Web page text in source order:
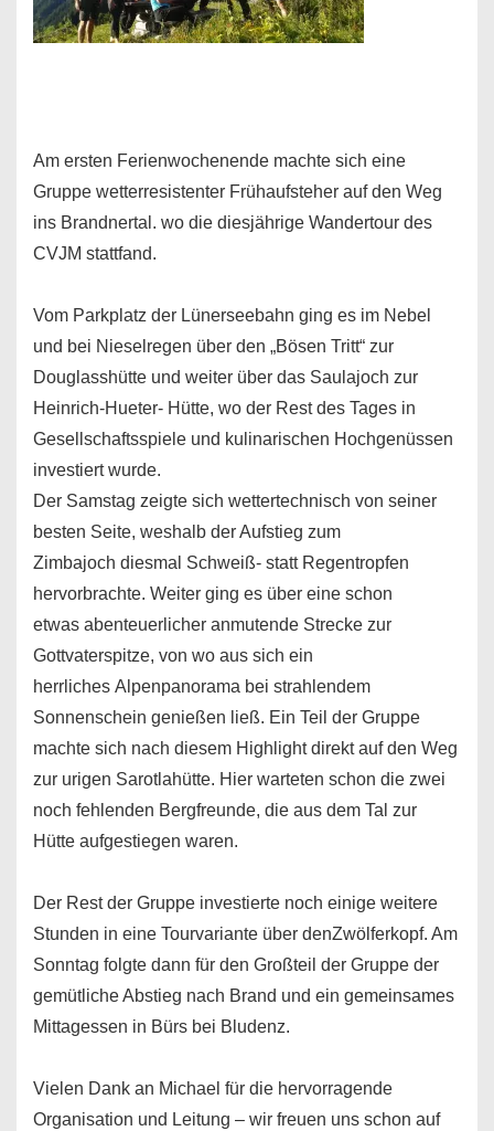
Am ersten Ferienwochenende machte sich eine
Gruppe wetterresistenter Frühaufsteher auf den Weg
ins Brandnertal. wo die diesjährige Wandertour des
CVJM stattfand.
Vom Parkplatz der Lünerseebahn ging es im Nebel
und bei Nieselregen über den „Bösen Tritt“ zur
Douglasshütte und weiter über das Saulajoch zur
Heinrich-Hueter- Hütte, wo der Rest des Tages in
Gesellschaftsspiele und kulinarischen Hochgenüssen
investiert wurde.
Der Samstag zeigte sich wettertechnisch von seiner
besten Seite, weshalb der Aufstieg zum
Zimbajoch diesmal Schweiß- statt Regentropfen
hervorbrachte. Weiter ging es über eine schon
etwas abenteuerlicher anmutende Strecke zur
Gottvaterspitze, von wo aus sich ein
herrliches Alpenpanorama bei strahlendem
Sonnenschein genießen ließ. Ein Teil der Gruppe
machte sich nach diesem Highlight direkt auf den Weg
zur urigen Sarotlahütte. Hier warteten schon die zwei
noch fehlenden Bergfreunde, die aus dem Tal zur
Hütte aufgestiegen waren.
Der Rest der Gruppe investierte noch einige weitere
Stunden in eine Tourvariante über denZwölferkopf. Am
Sonntag folgte dann für den Großteil der Gruppe der
gemütliche Abstieg nach Brand und ein gemeinsames
Mittagessen in Bürs bei Bludenz.
Vielen Dank an Michael für die hervorragende
Organisation und Leitung – wir freuen uns schon auf